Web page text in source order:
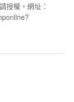
授權，網址：